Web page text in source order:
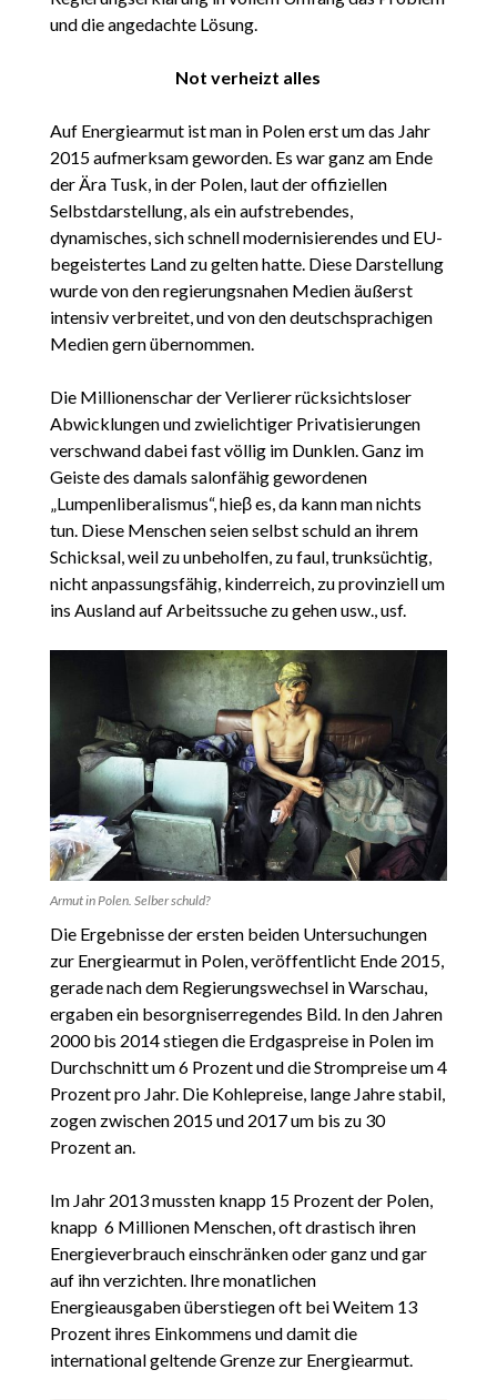
und die angedachte Lösung.
Not verheizt alles
Auf Energiearmut ist man in Polen erst um das Jahr
2015 aufmerksam geworden. Es war ganz am Ende
der Ära Tusk, in der Polen, laut der offiziellen
Selbstdarstellung, als ein aufstrebendes,
dynamisches, sich schnell modernisierendes und EU-
begeistertes Land zu gelten hatte. Diese Darstellung
wurde von den regierungsnahen Medien äußerst
intensiv verbreitet, und von den deutschsprachigen
Medien gern übernommen.
Die Millionenschar der Verlierer rücksichtsloser
Abwicklungen und zwielichtiger Privatisierungen
verschwand dabei fast völlig im Dunklen. Ganz im
Geiste des damals salonfähig gewordenen
„Lumpenliberalismus“, hieβ es, da kann man nichts
tun. Diese Menschen seien selbst schuld an ihrem
Schicksal, weil zu unbeholfen, zu faul, trunksüchtig,
nicht anpassungsfähig, kinderreich, zu provinziell um
ins Ausland auf Arbeitssuche zu gehen usw., usf.
Armut in Polen. Selber schuld?
Die Ergebnisse der ersten beiden Untersuchungen
zur Energiearmut in Polen, veröffentlicht Ende 2015,
gerade nach dem Regierungswechsel in Warschau,
ergaben ein besorgniserregendes Bild. In den Jahren
2000 bis 2014 stiegen die Erdgaspreise in Polen im
Durchschnitt um 6 Prozent und die Strompreise um 4
Prozent pro Jahr. Die Kohlepreise, lange Jahre stabil,
zogen zwischen 2015 und 2017 um bis zu 30
Prozent an.
Im Jahr 2013 mussten knapp 15 Prozent der Polen,
knapp 6 Millionen Menschen, oft drastisch ihren
Energieverbrauch einschränken oder ganz und gar
auf ihn verzichten. Ihre monatlichen
Energieausgaben überstiegen oft bei Weitem 13
Prozent ihres Einkommens und damit die
international geltende Grenze zur Energiearmut.